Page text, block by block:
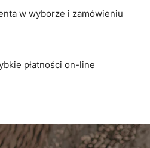
w wyborze i zamówieniu
płatności on-line